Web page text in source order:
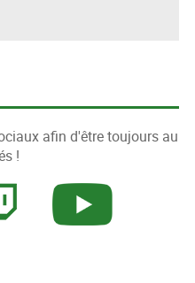
afin d'être toujours au
!